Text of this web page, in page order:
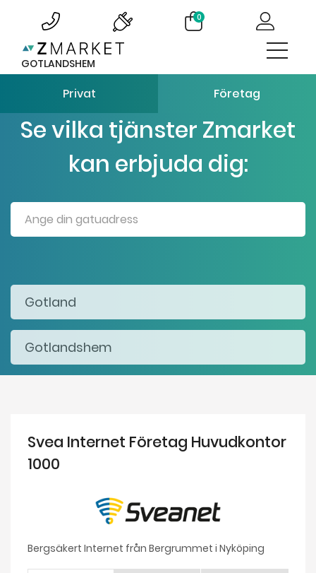
0
GOTLANDSHEM
Privat Företag
Se vilka tjänster Zmarket
kan erbjuda dig:
Svea Internet Företag Huvudkontor
1000
Bergsäkert Internet från Bergrummet i Nyköping